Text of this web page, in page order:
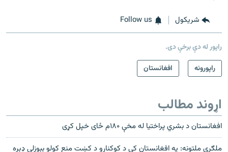
شريکول Follow us
راپور له دې برخې دی.
راپورونه
افغانستان
اړوند مطالب
افغانستان د بشري پراختيا له مخې ۱۸۰م ځای خپل کړی
ملګري ملتونه: په افغانستان کې د کوکنارو د کښت منع کولو بېوزلي ډېره